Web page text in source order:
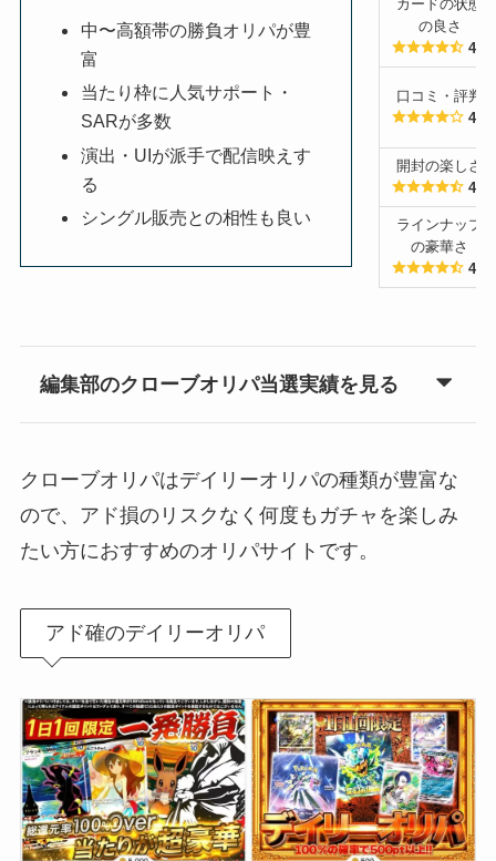
中〜高額帯の勝負オリパが豊
富
当たり枠に人気サポート・
SARが多数
演出・UIが派手で配信映えす
る
シングル販売との相性も良い
カードの状態
の良さ
4.5
口コミ・評判
4.0
開封の楽しさ
4.5
ラインナップ
の豪華さ
4.5
編集部のクローブオリパ当選実績を見る
クローブオリパはデイリーオリパの種類が豊富な
ので、アド損のリスクなく何度もガチャを楽しみ
たい方におすすめのオリパサイトです。
アド確のデイリーオリパ